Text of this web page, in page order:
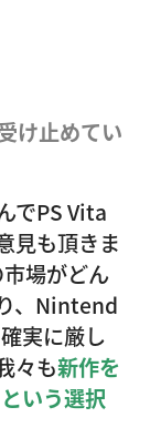
け止めてい
でPS Vita
見も頂きま
場がどん
、Nintend
実に厳し
々も新作を
いう選択